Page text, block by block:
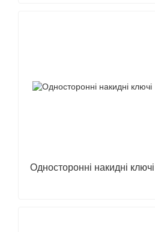
Oднocтopoнні нaкидні ключі